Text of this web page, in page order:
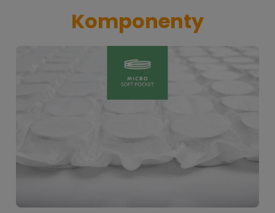
Komponenty